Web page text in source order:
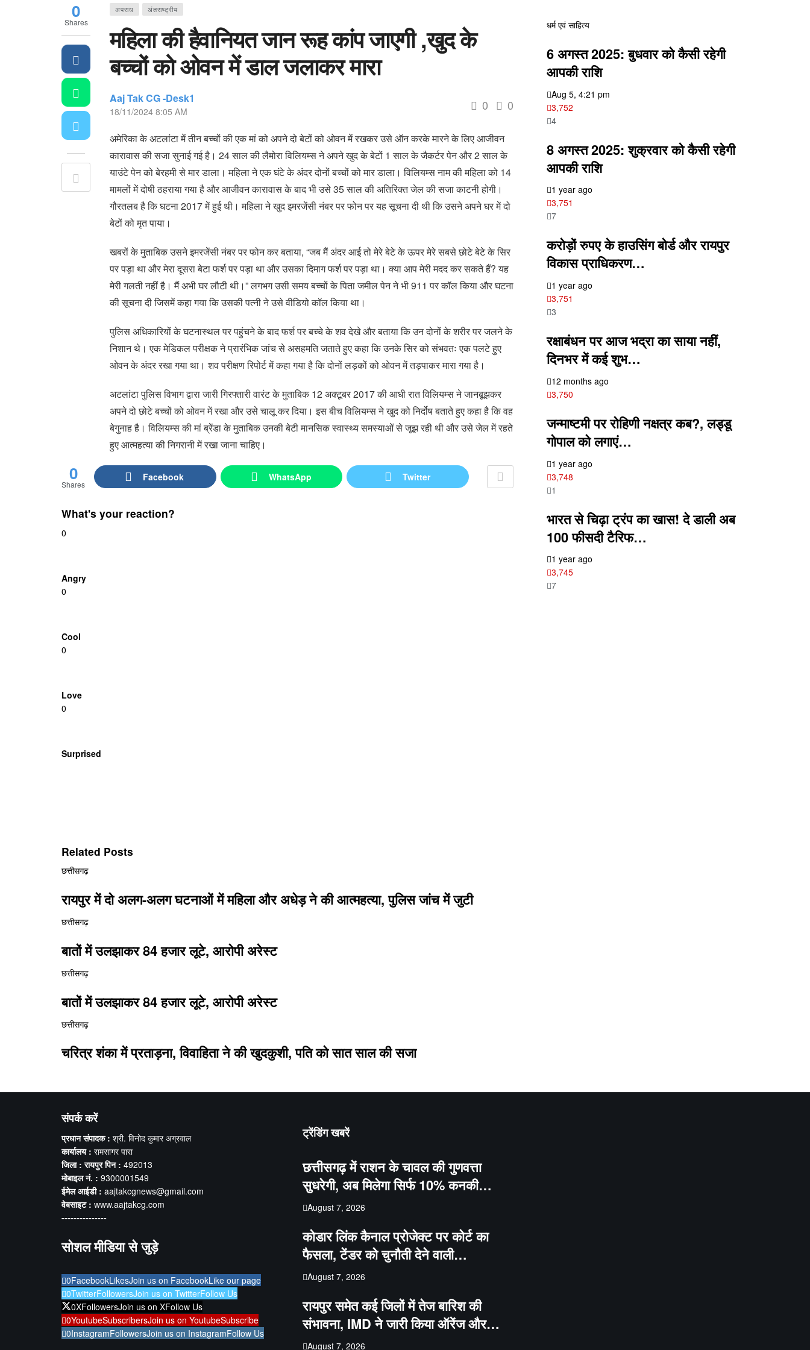
अपराध अंतराष्ट्रीय
महिला की हैवानियत जान रूह कांप जाएगी ,खुद के
बच्चों को ओवन में डाल जलाकर मारा
Aaj Tak CG -Desk1
18/11/2024 8:05 AM 0 0
0
Shares
अमेरिका के अटलांटा में तीन बच्चों की एक मां को अपने दो बेटों को ओवन में रखकर उसे ऑन करके मारने के लिए आजीवन
कारावास की सजा सुनाई गई है। 24 साल की लैमोरा विलियम्स ने अपने खुद के बेटों 1 साल के जैकर्टर पेन और 2 साल के
याउंटे पेन को बेरहमी से मार डाला। महिला ने एक घंटे के अंदर दोनों बच्चों को मार डाला। विलियम्स नाम की महिला को 14
मामलों में दोषी ठहराया गया है और आजीवन कारावास के बाद भी उसे 35 साल की अतिरिक्त जेल की सजा काटनी होगी।
गौरतलब है कि घटना 2017 में हुई थी। महिला ने खुद इमरजेंसी नंबर पर फोन पर यह सूचना दी थी कि उसने अपने घर में दो
बेटों को मृत पाया।
खबरों के मुताबिक उसने इमरजेंसी नंबर पर फोन कर बताया, “जब मैं अंदर आई तो मेरे बेटे के ऊपर मेरे सबसे छोटे बेटे के सिर
पर पड़ा था और मेरा दूसरा बेटा फर्श पर पड़ा था और उसका दिमाग फर्श पर पड़ा था। क्या आप मेरी मदद कर सकते हैं? यह
मेरी गलती नहीं है। मैं अभी घर लौटी थी।” लगभग उसी समय बच्चों के पिता जमील पेन ने भी 911 पर कॉल किया और घटना
की सूचना दी जिसमें कहा गया कि उसकी पत्नी ने उसे वीडियो कॉल किया था।
पुलिस अधिकारियों के घटनास्थल पर पहुंचने के बाद फर्श पर बच्चे के शव देखे और बताया कि उन दोनों के शरीर पर जलने के
निशान थे। एक मेडिकल परीक्षक ने प्रारंभिक जांच से असहमति जताते हुए कहा कि उनके सिर को संभवतः एक पलटे हुए
ओवन के अंदर रखा गया था। शव परीक्षण रिपोर्ट में कहा गया है कि दोनों लड़कों को ओवन में तड़पाकर मारा गया है।
अटलांटा पुलिस विभाग द्वारा जारी गिरफ्तारी वारंट के मुताबिक 12 अक्टूबर 2017 की आधी रात विलियम्स ने जानबूझकर
अपने दो छोटे बच्चों को ओवन में रखा और उसे चालू कर दिया। इस बीच विलियम्स ने खुद को निर्दोष बताते हुए कहा है कि वह
बेगुनाह है। विलियम्स की मां ब्रेंडा के मुताबिक उनकी बेटी मानसिक स्वास्थ्य समस्याओं से जूझ रही थी और उसे जेल में रहते
हुए आत्महत्या की निगरानी में रखा जाना चाहिए।
0
Shares
Facebook WhatsApp Twitter
What's your reaction?
0
Angry
0
Cool
0
Love
0
Surprised
धर्म एवं साहित्य
6 अगस्त 2025: बुधवार को कैसी रहेगी
आपकी राशि
Aug 5, 4:21 pm
3,752
4
8 अगस्त 2025: शुक्रवार को कैसी रहेगी
आपकी राशि
1 year ago
3,751
7
करोड़ों रुपए के हाउसिंग बोर्ड और रायपुर
विकास प्राधिकरण…
1 year ago
3,751
3
रक्षाबंधन पर आज भद्रा का साया नहीं,
दिनभर में कई शुभ…
12 months ago
3,750
जन्माष्टमी पर रोहिणी नक्षत्र कब?, लड्डू
गोपाल को लगाएं…
1 year ago
3,748
1
भारत से चिढ़ा ट्रंप का खास! दे डाली अब
100 फीसदी टैरिफ…
1 year ago
3,745
7
Related Posts
छत्तीसगढ़
रायपुर में दो अलग-अलग घटनाओं में महिला और अधेड़ ने की आत्महत्या, पुलिस जांच में जुटी
छत्तीसगढ़
बातों में उलझाकर 84 हजार लूटे, आरोपी अरेस्ट
छत्तीसगढ़
बातों में उलझाकर 84 हजार लूटे, आरोपी अरेस्ट
छत्तीसगढ़
चरित्र शंका में प्रताड़ना, विवाहिता ने की खुदकुशी, पति को सात साल की सजा
संपर्क करें
प्रधान संपादक : श्री. विनोद कुमार अग्रवाल
कार्यालय : रामसागर पारा
जिला : रायपुर पिन : 492013
मोबाइल नं. : 9300001549
ईमेल आईडी : aajtakcgnews@gmail.com
वेबसाइट : www.aajtakcg.com
---------------
सोशल मीडिया से जुड़े
0FacebookLikesJoin us on FacebookLike our page
0TwitterFollowersJoin us on TwitterFollow Us
0XFollowersJoin us on XFollow Us
0YoutubeSubscribersJoin us on YoutubeSubscribe
0InstagramFollowersJoin us on InstagramFollow Us
ट्रेंडिंग खबरें
छत्तीसगढ़ में राशन के चावल की गुणवत्ता
सुधरेगी, अब मिलेगा सिर्फ 10% कनकी…
August 7, 2026
कोडार लिंक कैनाल प्रोजेक्ट पर कोर्ट का
फैसला, टेंडर को चुनौती देने वाली…
August 7, 2026
रायपुर समेत कई जिलों में तेज बारिश की
संभावना, IMD ने जारी किया ऑरेंज और…
August 7, 2026